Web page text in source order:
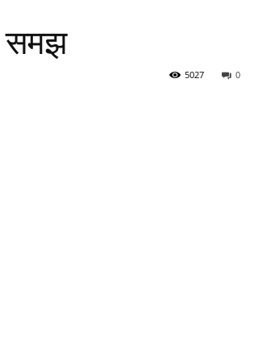
समझ
0
5027